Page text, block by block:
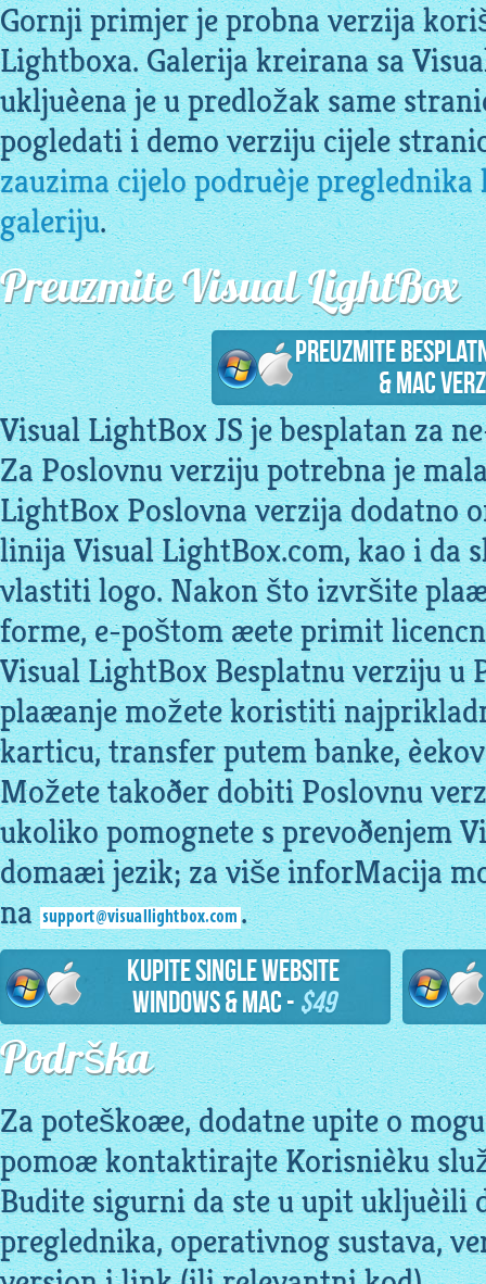
Gornji primjer je probna verzija
Lightboxa. Galerija kreirana sa
ukljuèena je u predložak same
pogledati i demo verziju cijele
zauzima cijelo podruèje
galeriju.
Preuzmite Visual LightBox
Preuzmite
& Mac
Visual LightBox JS je besplatan za
Za Poslovnu verziju potrebna je
LightBox Poslovna verzija dodatno
linija Visual LightBox.com, kao i da
vlastiti logo. Nakon što izvršite
forme, e-poštom æete primit
Visual LightBox Besplatnu verziju u
plaæanje možete koristiti
karticu, transfer putem banke,
Možete takoðer dobiti Poslovnu
ukoliko pomognete s prevoðenjem
domaæi jezik; za više inforMacija
na
.
Kupite Single Website
Windows & Mac - $49
Podrška
Za poteškoæe, dodatne upite o
pomoæ kontaktirajte Korisnièku
Budite sigurni da ste u upit ukljuèili
preglednika, operativnog sustava,